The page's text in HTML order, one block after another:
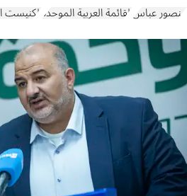
منصور عباسالقائمة العربية الموحدة الكنيست